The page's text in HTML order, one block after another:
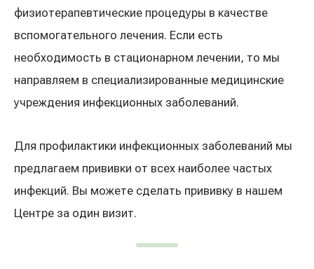
физиотерапевтические процедуры в качестве
вспомогательного лечения. Если есть
необходимость в стационарном лечении, то мы
направляем в специализированные медицинские
учреждения инфекционных заболеваний.
Для профилактики инфекционных заболеваний мы
предлагаем прививки от всех наиболее частых
инфекций. Вы можете сделать прививку в нашем
Центре за один визит.